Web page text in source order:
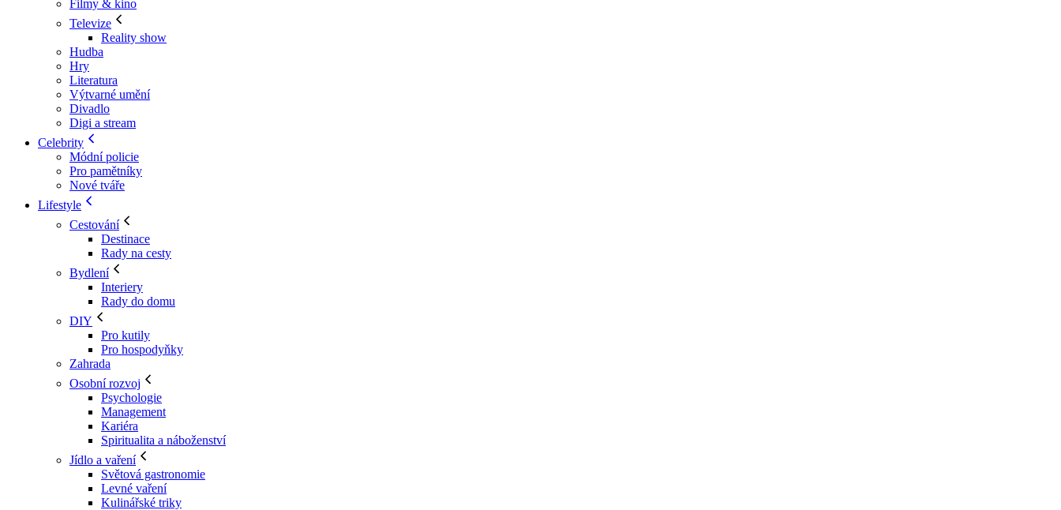
Filmy & kino
Televize
Reality show
Hudba
Hry
Literatura
Výtvarné umění
Divadlo
Digi a stream
Celebrity
Módní policie
Pro pamětníky
Nové tváře
Lifestyle
Cestování
Destinace
Rady na cesty
Bydlení
Interiery
Rady do domu
DIY
Pro kutily
Pro hospodyňky
Zahrada
Osobní rozvoj
Psychologie
Management
Kariéra
Spiritualita a náboženství
Jídlo a vaření
Světová gastronomie
Levné vaření
Kulinářské triky